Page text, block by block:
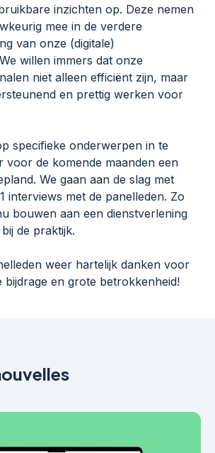
inzichten op. Deze nemen
mee in de verdere
van onze (digitale)
willen immers dat onze
niet alleen efficiënt zijn, maar
en prettig werken voor
specifieke onderwerpen in te
voor de komende maanden een
We gaan aan de slag met
interviews met de panelleden. Zo
bouwen aan een dienstverlening
de praktijk.
weer hartelijk danken voor
bijdrage en grote betrokkenheid!